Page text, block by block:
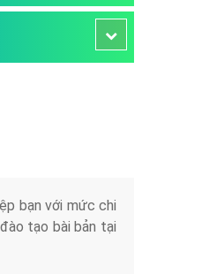
bạn với mức chi
tạo bài bản tại